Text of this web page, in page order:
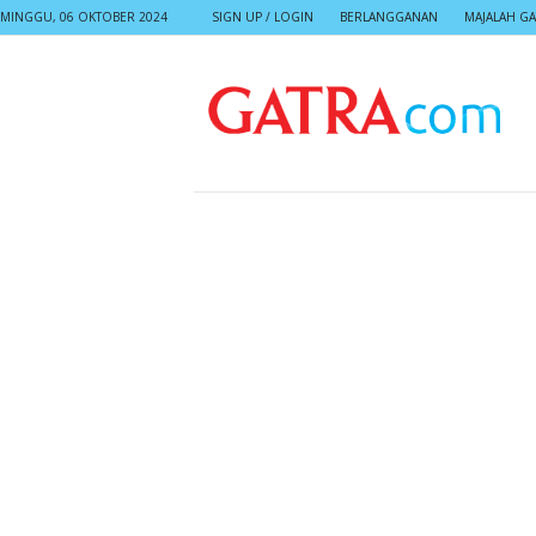
MINGGU, 06 OKTOBER 2024 SIGN UP / LOGIN BERLANGGANAN MAJALAH